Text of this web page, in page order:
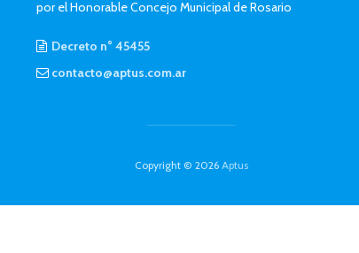
por el Honorable Concejo Municipal de Rosario
Decreto n° 45455
contacto@aptus.com.ar
Copyright © 2026 Aptus